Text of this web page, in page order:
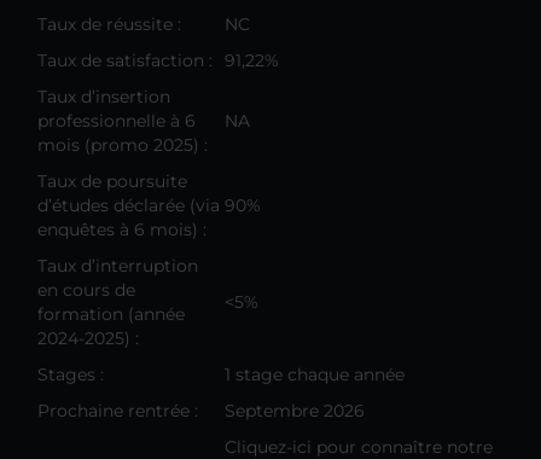
Taux de réussite :
NC
Taux de satisfaction :
91,22%
Taux d’insertion
professionnelle à 6
mois (promo 2025) :
NA
Taux de poursuite
d’études déclarée (via
enquêtes à 6 mois) :
90%
Taux d’interruption
en cours de
formation (année
2024-2025) :
<5%
Stages :
1 stage chaque année
Prochaine rentrée :
Septembre 2026
Cliquez-ici pour connaître notre